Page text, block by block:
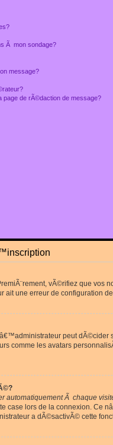
Ã mon sondage?
message?
page de rÃ©daction de message?
vÃ©rifiez que
ait une erreur de configuration
peut
comme les avatars
automatiquement Ã chaque
case lors de la connexion. Ce
a dÃ©sactivÃ© cette